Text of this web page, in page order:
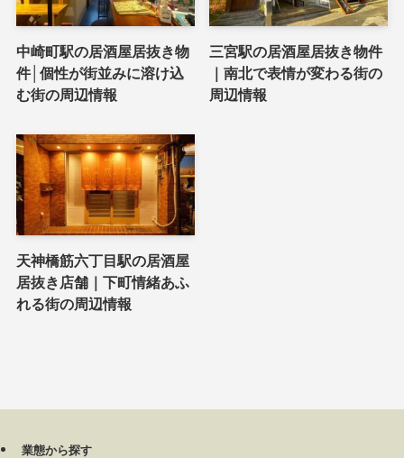
中崎町駅の居酒屋居抜き物
件│個性が街並みに溶け込
む街の周辺情報
三宮駅の居酒屋居抜き物件
｜南北で表情が変わる街の
周辺情報
天神橋筋六丁目駅の居酒屋
居抜き店舗｜下町情緒あふ
れる街の周辺情報
業態から探す